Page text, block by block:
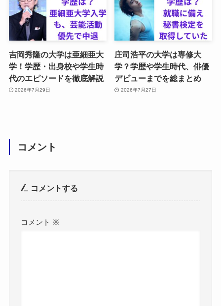
吉岡秀隆の大学は亜細亜大
学！学歴・出身校や学生時
代のエピソードを徹底解説
2026年7月29日
庄司浩平の大学は専修大
学？学歴や学生時代、俳優
デビューまでを総まとめ
2026年7月27日
コメント
コメントする
コメント ※